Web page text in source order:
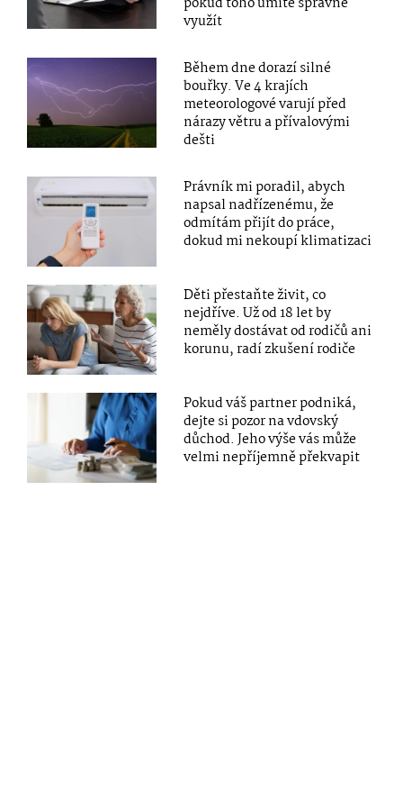
využít
Během dne dorazí silné
bouřky. Ve 4 krajích
meteorologové varují před
nárazy větru a přívalovými
dešti
Právník mi poradil, abych
napsal nadřízenému, že
odmítám přijít do práce,
dokud mi nekoupí klimatizaci
Děti přestaňte živit, co
nejdříve. Už od 18 let by
neměly dostávat od rodičů ani
korunu, radí zkušení rodiče
Pokud váš partner podniká,
dejte si pozor na vdovský
důchod. Jeho výše vás může
velmi nepříjemně překvapit